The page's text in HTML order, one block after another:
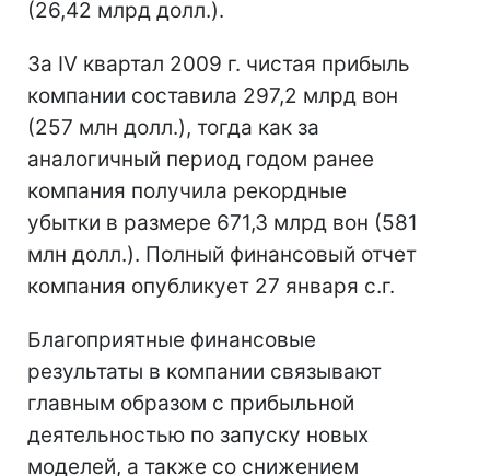
(26,42 млрд долл.).
За IV квартал 2009 г. чистая прибыль
компании составила 297,2 млрд вон
(257 млн долл.), тогда как за
аналогичный период годом ранее
компания получила рекордные
убытки в размере 671,3 млрд вон (581
млн долл.). Полный финансовый отчет
компания опубликует 27 января с.г.
Благоприятные финансовые
результаты в компании связывают
главным образом с прибыльной
деятельностью по запуску новых
моделей, а также со снижением